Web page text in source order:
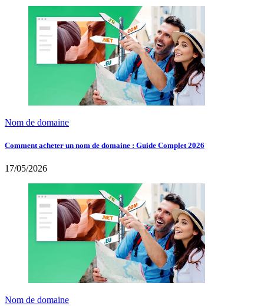
Nom de domaine
Comment acheter un nom de domaine : Guide Complet 2026
17/05/2026
Nom de domaine